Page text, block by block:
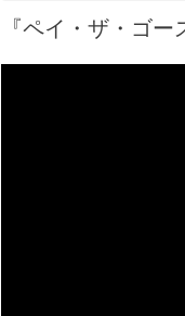
『ペイ・ザ・ゴー